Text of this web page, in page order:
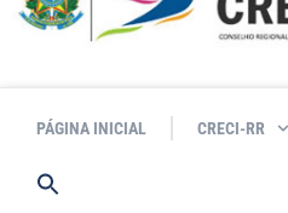
PÁGINA INICIAL CRECI-RR